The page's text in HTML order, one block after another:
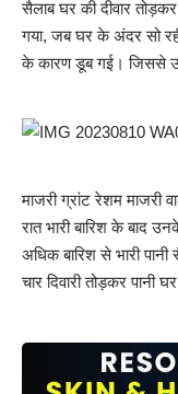
सैलाब घर की दीवार
गया, जब घर के अंदर सो
के कारण डूब गई। जिससे
माजरी ग्रांट रेशम माजरी
रात भारी बारिश के बाद
अधिक बारिश से भारी
चार दिवारी तोड़कर पानी